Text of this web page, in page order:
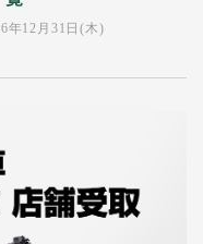
年12月31日(木)